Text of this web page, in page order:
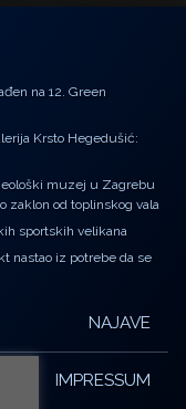
na 12. Green
Krsto Hegedušić:
muzej u Zagrebu
zaklon od toplinskog vala
sportskih velikana
nastao iz potrebe da se
NAJAVE
IMPRESSUM